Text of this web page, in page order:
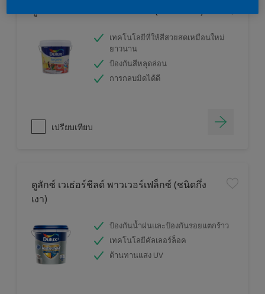
เทคโนโลยีที่ให้สีสวยสดเหมือนใหม่
ยาวนาน
ป้องกันสีหลุดล่อน
การกลบมิดได้ดี
เปรียบเทียบ
ดูลักซ์ เวเธ่อร์ชีลด์ พาวเวอร์เฟล็กซ์ (ชนิดกึ่ง
เงา)
ป้องกันน้ำฝนและป้องกันรอยแตกร้าว
เทคโนโลยีคัลเลอร์ล็อค
ต้านทานแสง UV